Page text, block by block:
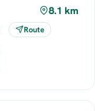
8.1 km
Route